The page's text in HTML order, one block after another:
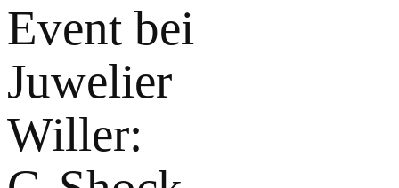
Event bei
Juwelier
Willer: